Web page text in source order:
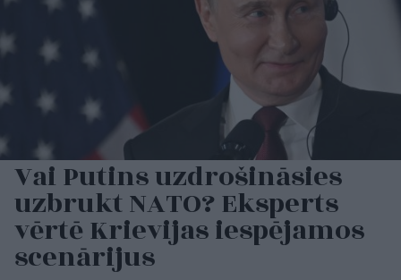
Vai Putins uzdrošināsies
uzbrukt NATO? Eksperts
vērtē Krievijas iespējamos
scenārijus